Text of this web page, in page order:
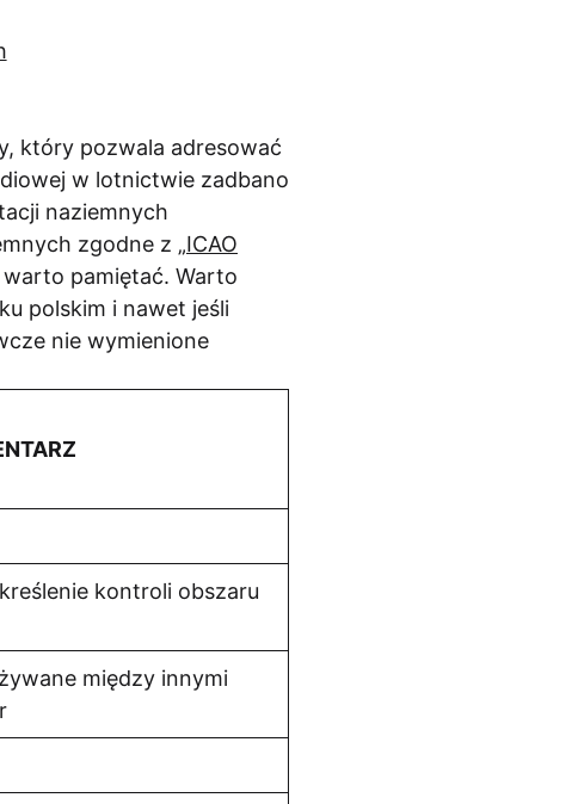
który pozwala adresować
w lotnictwie zadbano
naziemnych
zgodne z „ICAO
pamiętać. Warto
polskim i nawet jeśli
nie wymienione
kontroli obszaru
między innymi